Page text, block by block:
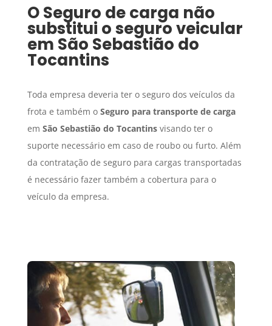
OSeguro de carga não
substitui o seguro veicular
em São Sebastião do
Tocantins
Toda empresa deveria ter o seguro dos veículos da
frota e também o Seguro para transporte de carga
em São Sebastião do Tocantinsvisando ter o
suporte necessário em caso de roubo ou furto. Além
da contratação de seguro para cargas transportadas
é necessário fazer também a cobertura para o
veículo da empresa.